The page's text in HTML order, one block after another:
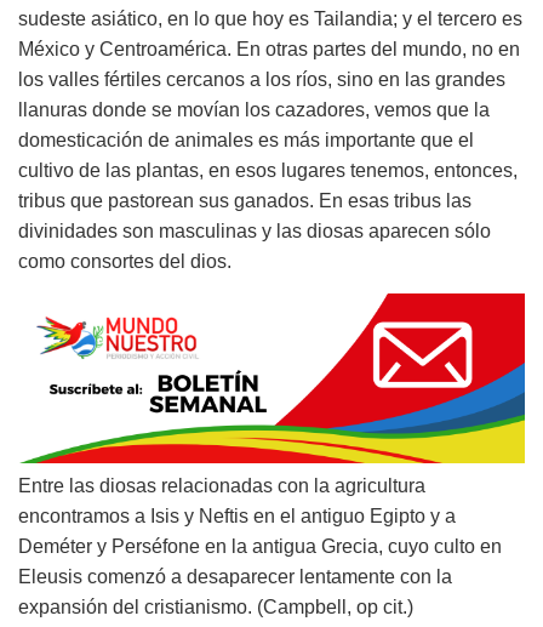
sudeste asiático, en lo que hoy es Tailandia; y el tercero es
México y Centroamérica. En otras partes del mundo, no en
los valles fértiles cercanos a los ríos, sino en las grandes
llanuras donde se movían los cazadores, vemos que la
domesticación de animales es más importante que el
cultivo de las plantas, en esos lugares tenemos, entonces,
tribus que pastorean sus ganados. En esas tribus las
divinidades son masculinas y las diosas aparecen sólo
como consortes del dios.
Entre las diosas relacionadas con la agricultura
encontramos a Isis y Neftis en el antiguo Egipto y a
Deméter y Perséfone en la antigua Grecia, cuyo culto en
Eleusis comenzó a desaparecer lentamente con la
expansión del cristianismo. (Campbell, op cit.)